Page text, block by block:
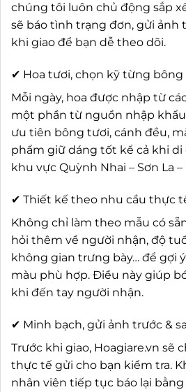
chúng tôi luôn chủ động sắp
sẽ báo tình trạng đơn, gửi ảnh
khi giao để bạn dễ theo dõi.
✔ Hoa tươi, chọn kỹ từng bông
Mỗi ngày, hoa được nhập từ
một phần từ nguồn nhập
ưu tiên bông tươi, cánh đều,
phẩm giữ dáng tốt kể cả khi
khu vực Quỳnh Nhai – Sơn La –
✔ Thiết kế theo nhu cầu thực
Không chỉ làm theo mẫu có
hỏi thêm về người nhận, độ
không gian trưng bày… để gợi
màu phù hợp. Điều này giúp
khi đến tay người nhận.
✔ Minh bạch, gửi ảnh trước &
Trước khi giao, Hoagiare.vn sẽ
thực tế gửi cho bạn kiểm tra.
nhân viên tiếp tục báo lại